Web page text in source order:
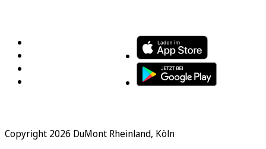
Copyright 2026 DuMont Rheinland, Köln